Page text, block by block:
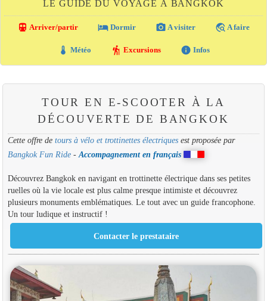
LE GUIDE DU VOYAGE À BANGKOK
directions_transit Arriver/partir local_hotel Dormir photo_camera A visiter travel_explore A faire
thermostat Météo hiking Excursions info Infos
TOUR EN E-SCOOTER À LA
DÉCOUVERTE DE BANGKOK
Cette offre de tours à vélo et trottinettes électriquesest proposée par
Bangkok Fun Ride- Accompagnement en français
Découvrez Bangkok en navigant en trottinette électrique dans ses petites
ruelles où la vie locale est plus calme presque intimiste et découvrez
plusieurs monuments emblématiques. Le tout avec un guide francophone.
Un tour ludique et instructif !
Contacter le prestataire